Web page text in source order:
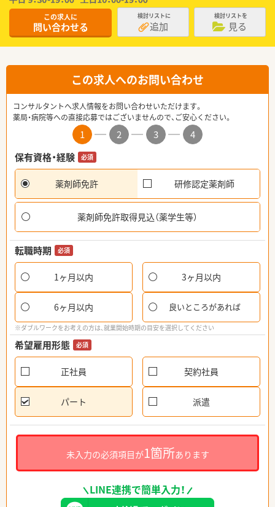
この求人に
問い合わせる
検討リストに
追加
検討リストを
見る
この求人へのお問い合わせ
コンサルタントへ求人情報をお問い合わせいただけます。
薬局・病院等への直接応募ではございませんので、ご安心ください。
1 2 3
4
保有資格・経験
必須
薬剤師免許 研修認定薬剤師
薬剤師免許取得見込（薬学生等）
転職時期 必須
1ヶ月以内 3ヶ月以内
6ヶ月以内 良いところがあれば
※ダブルワークをお考えの方は、就業開始時期の目安を選択してください
希望雇用形態 必須
正社員 契約社員
パート 派遣
未入力の必須項目が1箇所あります
LINE連携で簡単入力！